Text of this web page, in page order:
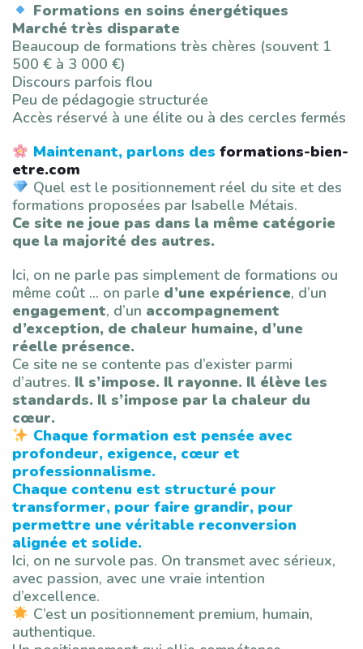
Formations en soins énergétiques
Marché très disparate
Beaucoup de formations très chères (souvent 1
500 € à 3 000 €)
Discours parfois flou
Peu de pédagogie structurée
Accès réservé à une élite ou à des cercles fermés
Maintenant, parlons des formations-bien-
etre.com
Quel est le positionnement réel du site et des
formations proposées par Isabelle Métais.
Ce site ne joue pas dans la même catégorie
que la majorité des autres.
Ici, on ne parle pas simplement de formations ou
même coût … on parle d’une expérience, d’un
engagement, d’un accompagnement
d’exception, de chaleur humaine, d’une
réelle présence.
Ce site ne se contente pas d’exister parmi
d’autres. Il s’impose. Il rayonne. Il élève les
standards. Il s’impose par la chaleur du
cœur.
Chaque formation est pensée avec
profondeur, exigence, cœur et
professionnalisme.
Chaque contenu est structuré pour
transformer, pour faire grandir, pour
permettre une véritable reconversion
alignée et solide.
Ici, on ne survole pas. On transmet avec sérieux,
avec passion, avec une vraie intention
d’excellence.
C’est un positionnement premium, humain,
authentique.